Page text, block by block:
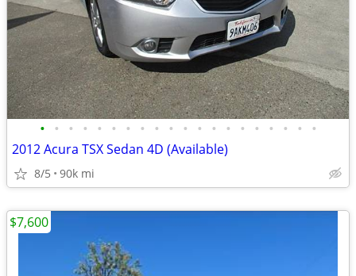
• • • • • • • • • • • • • • • • • • • •
2012 Acura TSX Sedan 4D (Available)
8/5 90k mi
$7,600